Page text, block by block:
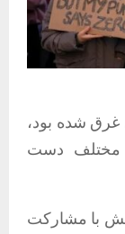
غرق شده بود،
مختلف دست
انگلیسی از ۵ روز پیش با مشارکت